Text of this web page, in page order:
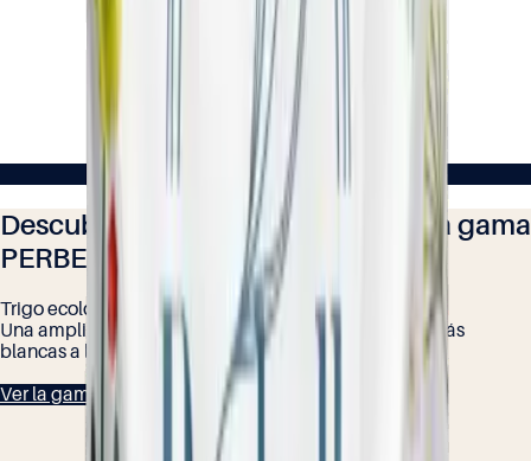
Descubre todos los productos de la gama
PERBELLE Bio® – Gama ecológica
Trigo ecológico francés
Una amplia gama de harinas ecológicas, desde las más
blancas a las más completas.
Ver la gama PERBELLE Bio® – Gama ecológica